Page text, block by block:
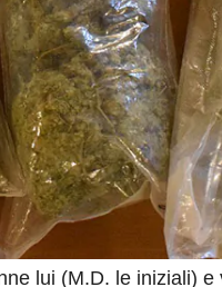
lui (M.D. le iniziali)